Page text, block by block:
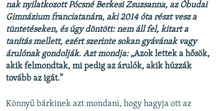
nak nyilatkozott Pócsné Berkesi Zsuzsanna, az Óbudai
Gimnázium franciatanára, aki 2014 óta részt vesz a
tüntetéseken, és úgy döntött: nem áll fel, kitart a
tanítás mellett, ezért szerinte sokan gyávának vagy
árulónak gondolják. Azt mondja:„Azok lettek a hősök,
akik felmondtak, mi pedig az árulók, akik húzzák
tovább az igát.”
Könnyű bárkinek azt mondani, hogy hagyja ott az